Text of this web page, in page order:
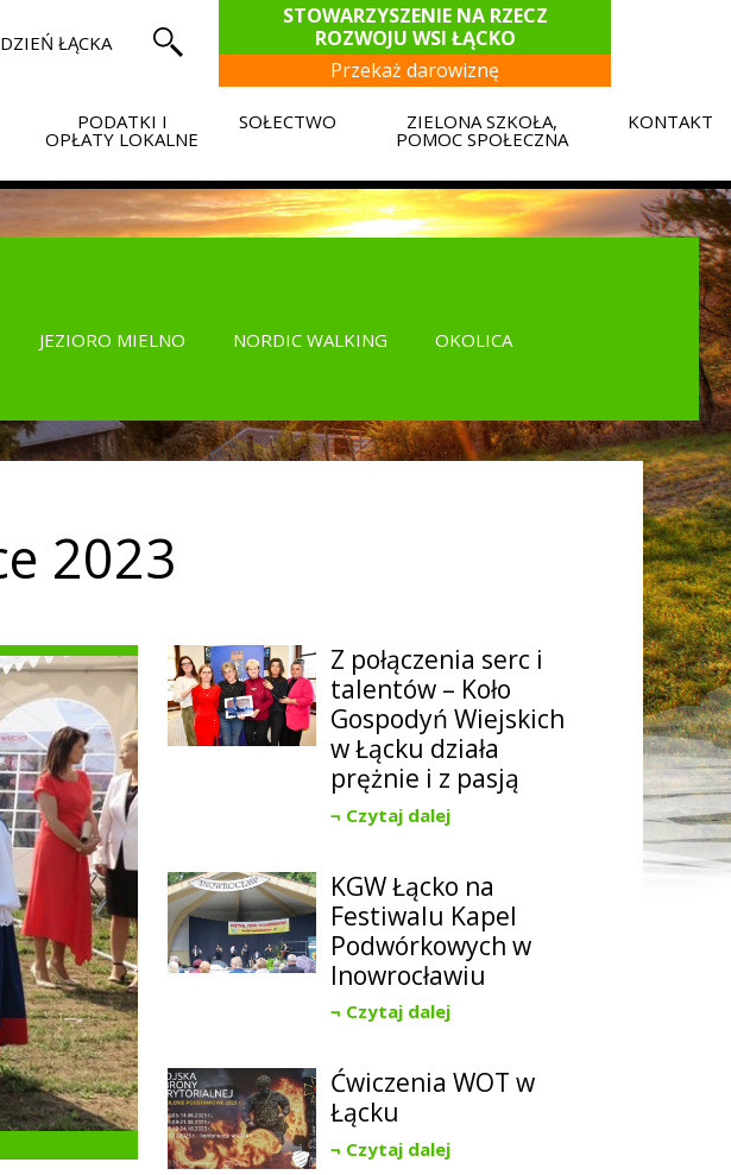
DZIEŃ ŁĄCKA
STOWARZYSZENIE NA RZECZ
ROZWOJU WSI ŁĄCKO
Przekaż darowiznę
PODATKI I
OPŁATY LOKALNE
SOŁECTWO ZIELONA SZKOŁA,
POMOC SPOŁECZNA
KONTAKT
JEZIORO MIELNO NORDIC WALKING
OKOLICA
2023
Z połączenia serc i
talentów – Koło
Gospodyń Wiejskich
w Łącku działa
prężnie i z pasją
Czytaj dalej
KGW Łącko na
Festiwalu Kapel
Podwórkowych w
Inowrocławiu
Czytaj dalej
Ćwiczenia WOT w
Łącku
Czytaj dalej